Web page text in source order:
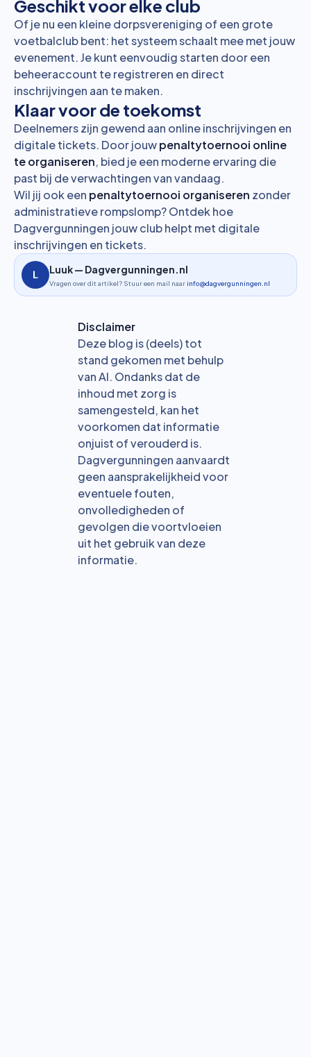
Geschikt voor elke club
Of je nu een kleine dorpsvereniging of een grote
voetbalclub bent: het systeem schaalt mee met jouw
evenement. Je kunt eenvoudig starten door een
beheeraccount te registreren en direct
inschrijvingen aan te maken.
Klaar voor de toekomst
Deelnemers zijn gewend aan online inschrijvingen en
digitale tickets. Door jouwpenaltytoernooi online
te organiseren, bied je een moderne ervaring die
past bij de verwachtingen van vandaag.
Wil jij ook een penaltytoernooi organiseren zonder
administratieve rompslomp? Ontdek hoe
Dagvergunningen jouw club helpt met digitale
inschrijvingen en tickets.
Luuk — Dagvergunningen.nl
Vragen over dit artikel? Stuur een mail naar info@dagvergunningen.nl
Disclaimer
Deze blog is (deels) tot
stand gekomen met behulp
van AI. Ondanks dat de
inhoud met zorg is
samengesteld, kan het
voorkomen dat informatie
onjuist of verouderd is.
Dagvergunningen aanvaardt
geen aansprakelijkheid voor
eventuele fouten,
onvolledigheden of
gevolgen die voortvloeien
uit het gebruik van deze
informatie.